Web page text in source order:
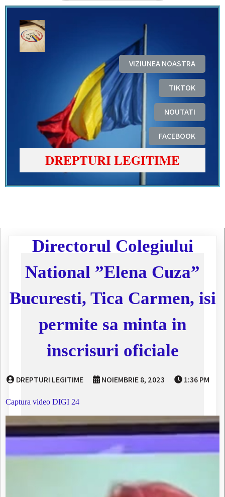
VIZIUNEA NOASTRA
TIKTOK
NOUTATI
FACEBOOK
DREPTURI LEGITIME
Directorul Colegiului
National ”Elena Cuza”
Bucuresti, Tica Carmen, isi
permite sa minta in
inscrisuri oficiale
DREPTURI LEGITIME NOIEMBRIE 8, 2023 1:36 PM
Captura video DIGI 24